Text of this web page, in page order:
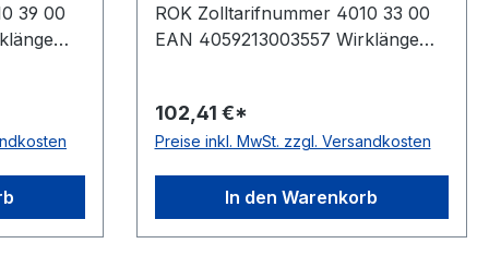
39 00
Norm
22mm
ROK Zolltarifnummer 4010 33 00
EAN 4059213003557 Wirklänge
ConCar Ausführung flankenoffen,
formgezahnt antistatisch ja Norm
Zugstrang Polyester Breite 22mm
Höhe 18mm
102,41 €*
Preise inkl. MwSt. zzgl. Versandkosten
In den Warenkorb